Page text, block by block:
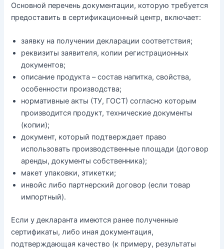
Основной перечень документации, которую требуется
предоставить в сертификационный центр, включает:
заявку на получении декларации соответствия;
реквизиты заявителя, копии регистрационных
документов;
описание продукта – состав напитка, свойства,
особенности производства;
нормативные акты (ТУ, ГОСТ) согласно которым
производится продукт, технические документы
(копии);
документ, который подтверждает право
использовать производственные площади (договор
аренды, документы собственника);
макет упаковки, этикетки;
инвойс либо партнерский договор (если товар
импортный).
Если у декларанта имеются ранее полученные
сертификаты, либо иная документация,
подтверждающая качество (к примеру, результаты